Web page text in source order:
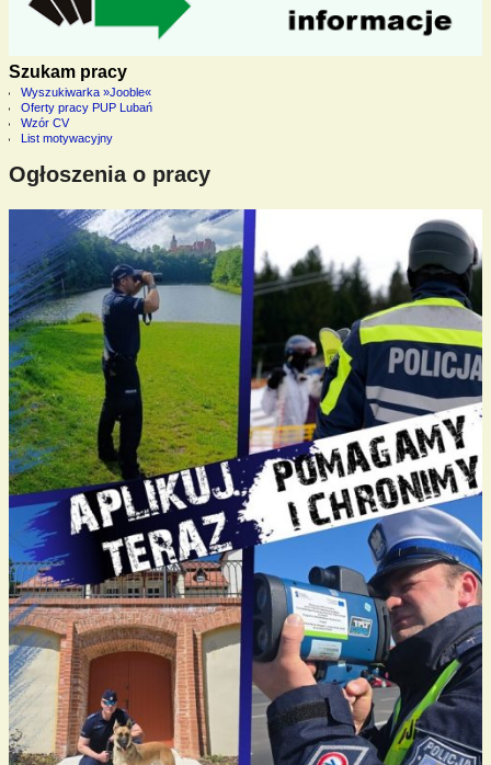
Szukam pracy
Wyszukiwarka »Jooble«
Oferty pracy PUP Lubań
Wzór CV
List motywacyjny
Ogłoszenia o pracy